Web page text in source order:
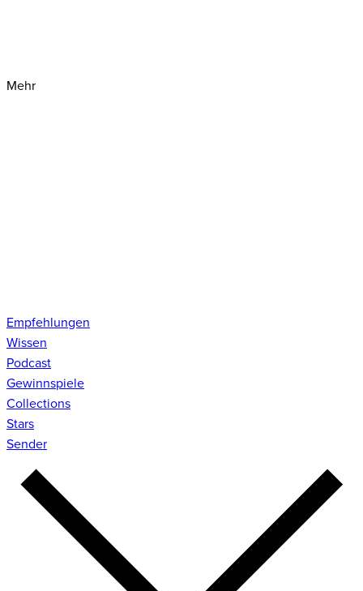
Mehr
Empfehlungen
Wissen
Podcast
Gewinnspiele
Collections
Stars
Sender